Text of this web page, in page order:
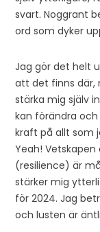
svart. Noggrant
ord som dyker
Jag gör det helt
att det finns där,
stärka mig själv
kan förändra
kraft på allt som
Yeah!
(resilience) är
stärker mig
för 2024. Jag
och lusten är